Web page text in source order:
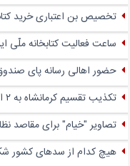
تخصیص بن اعتباری خرید کتاب
ساعت فعالیت کتابخانه ملّی ایران در
حضور اهالی رسانه پای
تکذیب تقسیم کرمانشاه به ۲ استان
تصاویر "خیام" برای مقاصد
هیچ کدام از سدهای کشور